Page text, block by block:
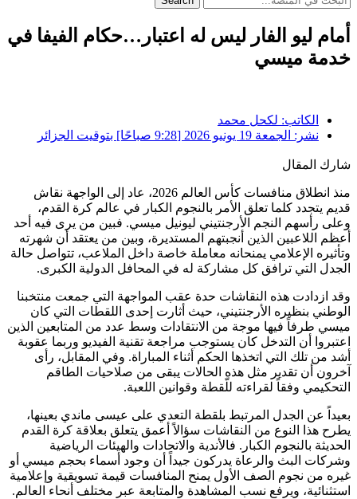
أمام ليو الفار ليس له اعتبار…حكام الفيفا في
خدمة ميسي
الكاتب: لكحل محمد
نشر: الجمعة 19 يونيو 2026 [9:28 صباحًا] بتوقيت الجزائر
شارك المقال
منذ انطلاق منافسات كأس العالم 2026، عاد إلى الواجهة نقاش
قديم يتجدد كلما تعلق الأمر بالنجوم الكبار في عالم كرة القدم،
وعلى رأسهم النجم الأرجنتيني ليونيل ميسي. فبين من يرى فيه أحد
أعظم اللاعبين الذين أنجبتهم المستديرة، وبين من يعتقد أن شهرته
وتأثيره الإعلامي يمنحانه معاملة خاصة داخل الملاعب، تتواصل حالة
الجدل التي ترافق كل مشاركة له في المحافل الدولية الكبرى.
وقد ازدادت هذه النقاشات حدة عقب المواجهة التي جمعت منتخبنا
الوطني بنظيره الأرجنتيني، حيث أثارت إحدى اللقطات التي كان
ميسي طرفاً فيها موجة من الانتقادات وسط عدد من المتابعين الذين
اعتبروا أن التدخل كان يستوجب مراجعة تقنية الفيديو وربما عقوبة
أشد من تلك التي اتخذها الحكم أثناء المباراة. وفي المقابل، رأى
آخرون أن تقدير مثل هذه الحالات يبقى من صلاحيات الطاقم
التحكيمي وفقاً لقراءته للّقطة وقوانين اللعبة.
بعيداً عن الجدل المرتبط بلقطة التعدي على عيسى ماندي بعينها،
يطرح هذا النوع من النقاشات سؤالاً أعمق يتعلق بعلاقة كرة القدم
الحديثة بالنجوم الكبار. فالأندية والاتحادات والهيئات الرياضية
وشركات البث والرعاة يدركون جيداً أن وجود أسماء بحجم ميسي أو
غيره من نجوم الصف الأول يمنح المنافسات قيمة تسويقية وإعلامية
استثنائية، ويرفع نسب المشاهدة والمتابعة عبر مختلف أنحاء العالم.